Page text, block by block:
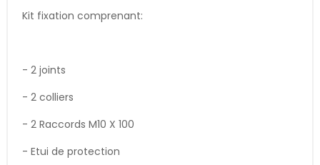
Kit fixation comprenant:
- 2 joints
- 2 colliers
- 2 Raccords M10 X 100
- Etui de protection